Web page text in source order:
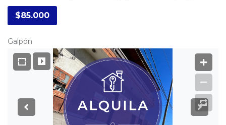
$85.000
Galpón